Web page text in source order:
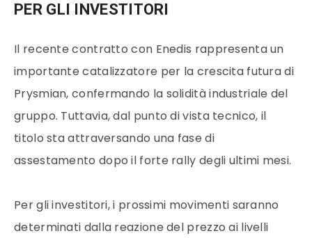
PER GLI INVESTITORI
Il recente contratto con Enedis rappresenta un
importante catalizzatore per la crescita futura di
Prysmian, confermando la solidità industriale del
gruppo. Tuttavia, dal punto di vista tecnico, il
titolo sta attraversando una fase di
assestamento dopo il forte rally degli ultimi mesi.
Per gli investitori, i prossimi movimenti saranno
determinati dalla reazione del prezzo ai livelli